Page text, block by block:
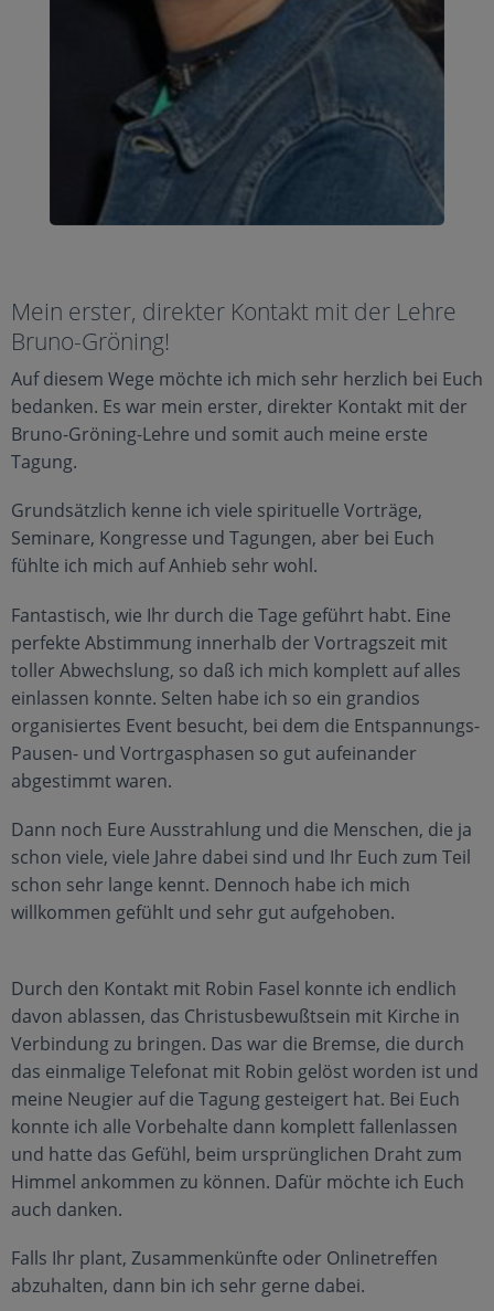
Mein erster, direkter Kontakt mit der Lehre
Bruno-Gröning!
Auf diesem Wege möchte ich mich sehr herzlich bei Euch
bedanken. Es war mein erster, direkter Kontakt mit der
Bruno-Gröning-Lehre und somit auch meine erste
Tagung.
Grundsätzlich kenne ich viele spirituelle Vorträge,
Seminare, Kongresse und Tagungen, aber bei Euch
fühlte ich mich auf Anhieb sehr wohl.
Fantastisch, wie Ihr durch die Tage geführt habt. Eine
perfekte Abstimmung innerhalb der Vortragszeit mit
toller Abwechslung, so daß ich mich komplett auf alles
einlassen konnte. Selten habe ich so ein grandios
organisiertes Event besucht, bei dem die Entspannungs-
Pausen- und Vortrgasphasen so gut aufeinander
abgestimmt waren.
Dann noch Eure Ausstrahlung und die Menschen, die ja
schon viele, viele Jahre dabei sind und Ihr Euch zum Teil
schon sehr lange kennt. Dennoch habe ich mich
willkommen gefühlt und sehr gut aufgehoben.
Durch den Kontakt mit Robin Fasel konnte ich endlich
davon ablassen, das Christusbewußtsein mit Kirche in
Verbindung zu bringen. Das war die Bremse, die durch
das einmalige Telefonat mit Robin gelöst worden ist und
meine Neugier auf die Tagung gesteigert hat. Bei Euch
konnte ich alle Vorbehalte dann komplett fallenlassen
und hatte das Gefühl, beim ursprünglichen Draht zum
Himmel ankommen zu können. Dafür möchte ich Euch
auch danken.
Falls Ihr plant, Zusammenkünfte oder Onlinetreffen
abzuhalten, dann bin ich sehr gerne dabei.